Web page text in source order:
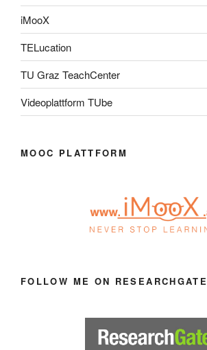
iMooX
TELucation
TU Graz TeachCenter
Videoplattform TUbe
MOOC PLATTFORM
FOLLOW ME ON RESEARCHGATE